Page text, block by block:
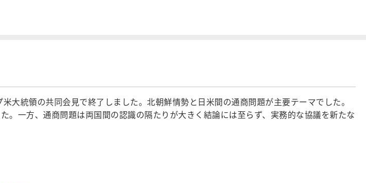
大統領の共同会見で終了しました。北朝鮮情勢と日米間の通商問題が主要テーマでした。
一方、通商問題は両国間の認識の隔たりが大きく結論には至らず、実務的な協議を新たな